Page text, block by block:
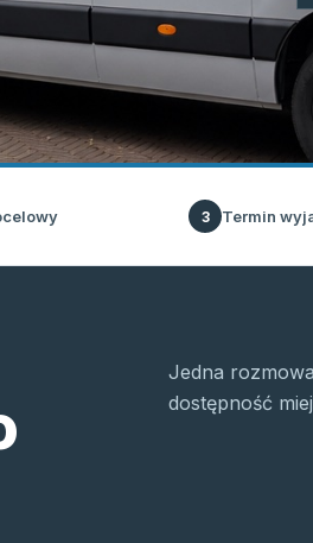
3 Termin
Jedna
dostępność